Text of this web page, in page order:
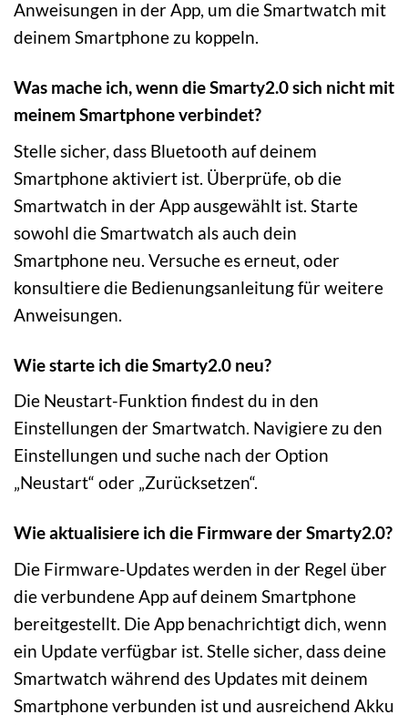
Anweisungen in der App, um die Smartwatch mit
deinem Smartphone zu koppeln.
Was mache ich, wenn die Smarty2.0 sich nicht mit
meinem Smartphone verbindet?
Stelle sicher, dass Bluetooth auf deinem
Smartphone aktiviert ist. Überprüfe, ob die
Smartwatch in der App ausgewählt ist. Starte
sowohl die Smartwatch als auch dein
Smartphone neu. Versuche es erneut, oder
konsultiere die Bedienungsanleitung für weitere
Anweisungen.
Wie starte ich die Smarty2.0 neu?
Die Neustart-Funktion findest du in den
Einstellungen der Smartwatch. Navigiere zu den
Einstellungen und suche nach der Option
„Neustart“ oder „Zurücksetzen“.
Wie aktualisiere ich die Firmware der Smarty2.0?
Die Firmware-Updates werden in der Regel über
die verbundene App auf deinem Smartphone
bereitgestellt. Die App benachrichtigt dich, wenn
ein Update verfügbar ist. Stelle sicher, dass deine
Smartwatch während des Updates mit deinem
Smartphone verbunden ist und ausreichend Akku